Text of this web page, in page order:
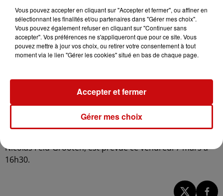
Depuis plusieurs années, les équipes pédagogiques
réclament davantage de ressources pour faire face à
des conditions difficiles : hausse des incivilités, classes
surchargées et manque de moyens humains. Le collège
accueille aujourd’hui environ 800 élèves, contre 600 il y a
avaient alerté sur la situation préoccupante de
l’établissement. "Trop de collègues et d’élèves vont mal",
soulignait alors le syndicat après une série d’incidents.
Nicolas Feld-Grooten, est prévue ce vendredi 7 mars à
16h30.
Vous pouvez accepter en cliquant sur "Accepter et fermer", ou affiner en
sélectionnant les finalités et/ou partenaires dans "Gérer mes choix".
Vous pouvez également refuser en cliquant sur "Continuer sans
accepter". Vos préférences ne s'appliqueront que pour ce site. Vous
pouvez mettre à jour vos choix, ou retirer votre consentement à tout
moment via le lien "Gérer les cookies" situé en bas de chaque page.
Gérer mes choix
Accepter et fermer